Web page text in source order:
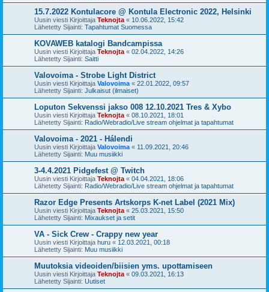
15.7.2022 Kontulacore @ Kontula Electronic 2022, Helsinki
Uusin viesti Kirjoittaja Teknojta « 10.06.2022, 15:42
Lähetetty Sijainti: Tapahtumat Suomessa
KOVAWEB katalogi Bandcampissa
Uusin viesti Kirjoittaja Teknojta « 02.04.2022, 14:26
Lähetetty Sijainti: Saitti
Valovoima - Strobe Light District
Uusin viesti Kirjoittaja Valovoima « 22.01.2022, 09:57
Lähetetty Sijainti: Julkaisut (ilmaiset)
Loputon Sekvenssi jakso 008 12.10.2021 Tres & Xybo
Uusin viesti Kirjoittaja Teknojta « 08.10.2021, 18:01
Lähetetty Sijainti: Radio/Webradio/Live stream ohjelmat ja tapahtumat
Valovoima - 2021 - Hálendi
Uusin viesti Kirjoittaja Valovoima « 11.09.2021, 20:46
Lähetetty Sijainti: Muu musiikki
3-4.4.2021 Pidgefest @ Twitch
Uusin viesti Kirjoittaja Teknojta « 04.04.2021, 18:06
Lähetetty Sijainti: Radio/Webradio/Live stream ohjelmat ja tapahtumat
Razor Edge Presents Artskorps K-net Label (2021 Mix)
Uusin viesti Kirjoittaja Teknojta « 25.03.2021, 15:50
Lähetetty Sijainti: Mixaukset ja setit
VA - Sick Crew - Crappy new year
Uusin viesti Kirjoittaja huru « 12.03.2021, 00:18
Lähetetty Sijainti: Muu musiikki
Muutoksia videoiden/biisien yms. upottamiseen
Uusin viesti Kirjoittaja Teknojta « 09.03.2021, 16:13
Lähetetty Sijainti: Uutiset